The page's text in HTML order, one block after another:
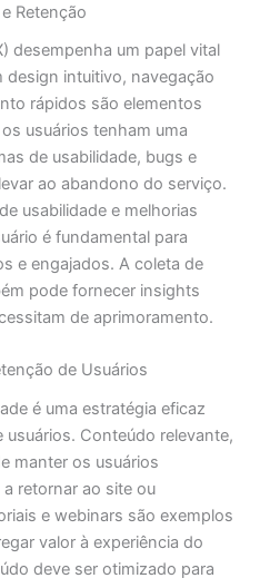
Retenção
desempenha um papel vital
design intuitivo, navegação
rápidos são elementos
usuários tenham uma
de usabilidade, bugs e
ao abandono do serviço.
usabilidade e melhorias
é fundamental para
e engajados. A coleta de
pode fornecer insights
de aprimoramento.
de Usuários
é uma estratégia eficaz
usuários. Conteúdo relevante,
manter os usuários
retornar ao site ou
e webinars são exemplos
valor à experiência do
deve ser otimizado para